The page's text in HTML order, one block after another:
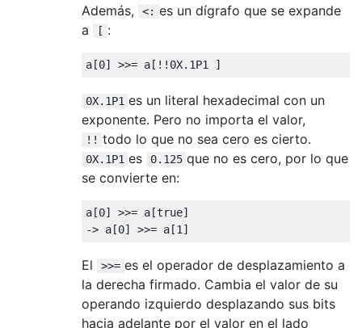
Además,
<: es un dígrafo que se expande
a
[ :
a[0] >>= a[!! 0X. 1P1 ]
0X.1P1 es un literal hexadecimal con un
exponente. Pero no importa el valor,
!! todo lo que no sea cero es cierto.
0X.1P1 es 0.125 que no es cero, por lo que
se convierte en:
a[0] >>= a[true]
-> a[0] >>= a[1 ]
El >>= es el operador de desplazamiento a
la derecha firmado. Cambia el valor de su
operando izquierdo desplazando sus bits
hacia adelante por el valor en el lado